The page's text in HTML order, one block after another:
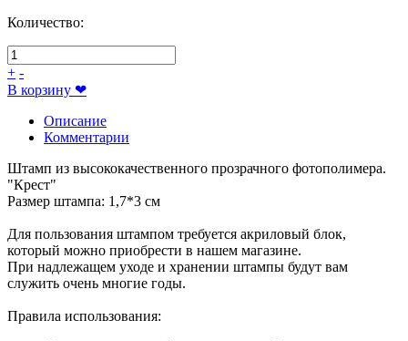
Количество:
+ -
В корзину ❤
Описание
Комментарии
Штамп из высококачественного прозрачного фотополимера.
"Крест"
Размер штампа: 1,7*3 см
Для пользования штампом требуется акриловый блок,
который можно приобрести в нашем магазине.
При надлежащем уходе и хранении штампы будут вам
служить очень многие годы.
Правила использования: